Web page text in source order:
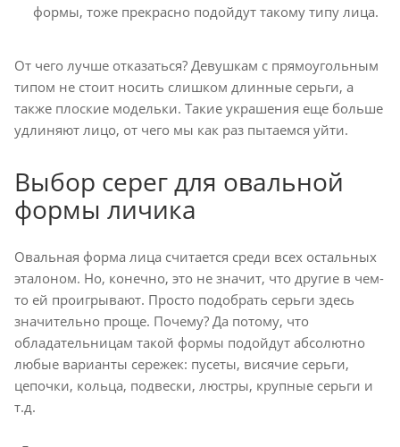
формы, тоже прекрасно подойдут такому типу лица.
От чего лучше отказаться? Девушкам с прямоугольным
типом не стоит носить слишком длинные серьги, а
также плоские модельки. Такие украшения еще больше
удлиняют лицо, от чего мы как раз пытаемся уйти.
Выбор серег для овальной
формы личика
Овальная форма лица считается среди всех остальных
эталоном. Но, конечно, это не значит, что другие в чем-
то ей проигрывают. Просто подобрать серьги здесь
значительно проще. Почему? Да потому, что
обладательницам такой формы подойдут абсолютно
любые варианты сережек: пусеты, висячие серьги,
цепочки, кольца, подвески, люстры, крупные серьги и
т.д.